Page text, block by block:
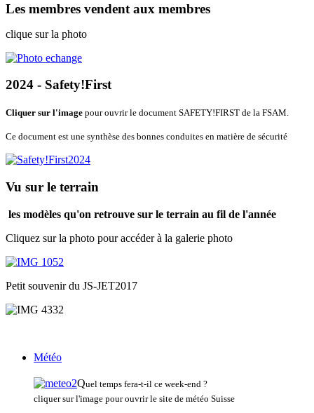
Les membres vendent aux membres
clique sur la photo
2024 - Safety!First
Cliquer sur l'image pour ouvrir le document SAFETY!FIRST de la FSAM.
Ce document est une synthèse des bonnes conduites en matière de sécurité
Vu sur le terrain
les modèles qu'on retrouve sur le terrain au fil de l'année
Cliquez sur la photo pour accéder à la galerie photo
Petit souvenir du JS-JET2017
Météo
Quel temps fera-t-il ce week-end ?
cliquer sur l'image pour ouvrir le site de météo Suisse